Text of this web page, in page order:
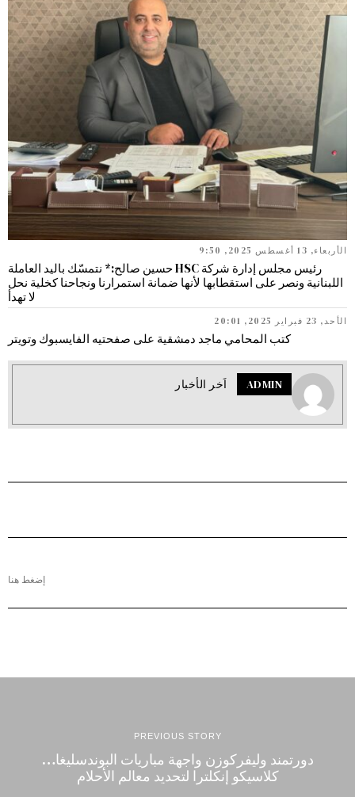
الأربعاء, 13 أغسطس 2025, 9:50
رئيس مجلس إدارة شركة HSC حسين صالح:* نتمسّك باليد العاملة
اللبنانية ونصر على استقطابها لأنها ضمانة استمرارنا ونجاحنا كخلية نحل
لا تهدأ
الأحد, 23 فبراير 2025, 20:01
كتب المحامي ماجد دمشقية على صفحتيه الفايسبوك وتويتر
ADMIN اَخر الأخبار
إضغط هنا
PREVIOUS STORY
دورتمند وليفركوزن واجهة مباريات البوندسليغا…
كلاسيكو إنكلترا لتحديد معالم الأحلام